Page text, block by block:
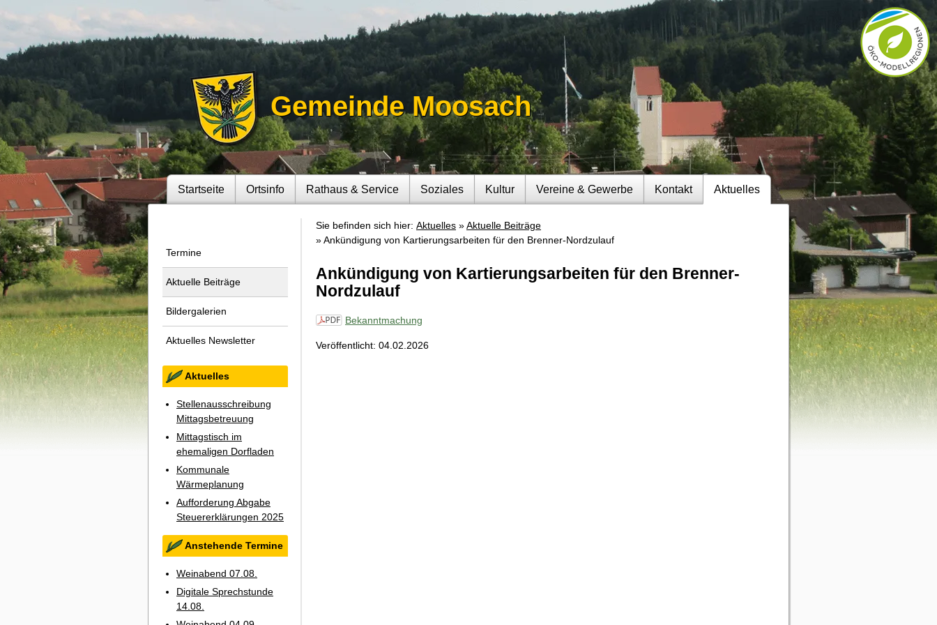
Gemeinde Moosach
Startseite Ortsinfo Rathaus & Service Soziales Kultur Vereine & Gewerbe Kontakt Aktuelles
Termine
Aktuelle Beiträge
Bildergalerien
Aktuelles Newsletter
Aktuelles
Stellenausschreibung
Mittagsbetreuung
Mittagstisch im
ehemaligen Dorfladen
Kommunale
Wärmeplanung
Aufforderung Abgabe
Steuererklärungen 2025
Anstehende Termine
Weinabend 07.08.
Digitale Sprechstunde
14.08.
Sie befinden sich hier: Aktuelles
Aktuelle Beiträge
Ankündigung von Kartierungsarbeiten für den Brenner-Nordzulauf
Ankündigung von Kartierungsarbeiten für den Brenner-
Nordzulauf
Bekanntmachung
Veröffentlicht: 04.02.2026